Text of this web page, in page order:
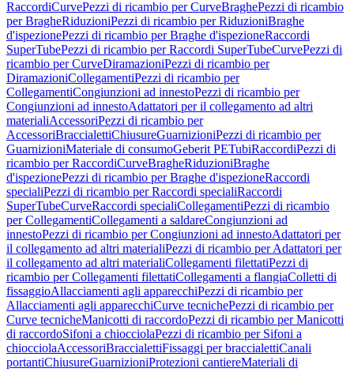
RaccordiCurvePezzi di ricambio per CurveBraghePezzi di ricambio
per BragheRiduzioniPezzi di ricambio per RiduzioniBraghe
d'ispezionePezzi di ricambio per Braghe d'ispezioneRaccordi
SuperTubePezzi di ricambio per Raccordi SuperTubeCurvePezzi di
ricambio per CurveDiramazioniPezzi di ricambio per
DiramazioniCollegamentiPezzi di ricambio per
CollegamentiCongiunzioni ad innestoPezzi di ricambio per
Congiunzioni ad innestoAdattatori per il collegamento ad altri
materialiAccessoriPezzi di ricambio per
AccessoriBraccialettiChiusureGuarnizioniPezzi di ricambio per
GuarnizioniMateriale di consumoGeberit PETubiRaccordiPezzi di
ricambio per RaccordiCurveBragheRiduzioniBraghe
d'ispezionePezzi di ricambio per Braghe d'ispezioneRaccordi
specialiPezzi di ricambio per Raccordi specialiRaccordi
SuperTubeCurveRaccordi specialiCollegamentiPezzi di ricambio
per CollegamentiCollegamenti a saldareCongiunzioni ad
innestoPezzi di ricambio per Congiunzioni ad innestoAdattatori per
il collegamento ad altri materialiPezzi di ricambio per Adattatori per
il collegamento ad altri materialiCollegamenti filettatiPezzi di
ricambio per Collegamenti filettatiCollegamenti a flangiaColletti di
fissaggioAllacciamenti agli apparecchiPezzi di ricambio per
Allacciamenti agli apparecchiCurve tecnichePezzi di ricambio per
Curve tecnicheManicotti di raccordoPezzi di ricambio per Manicotti
di raccordoSifoni a chiocciolaPezzi di ricambio per Sifoni a
chiocciolaAccessoriBraccialettiFissaggi per braccialettiCanali
portantiChiusureGuarnizioniProtezioni cantiereMateriali di